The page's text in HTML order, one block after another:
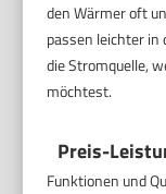
den Wärmer oft
passen leichter in
die Stromquelle,
möchtest.
Preis-
Funktionen und